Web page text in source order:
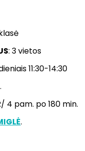
: 3 vietos
11:30-14:30
4 pam. po 180 min.
.